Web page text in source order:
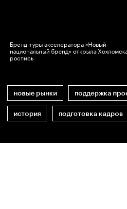
Бренд-туры акселератора «Новый
национальный бренд» открыла
роспись
новые рынки поддержка
история подготовка кадров